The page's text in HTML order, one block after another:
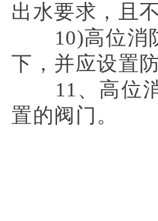
出水要求，且
10)高位消防
下，并应设置
11、高位消
置的阀门。